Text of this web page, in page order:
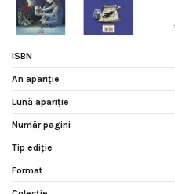
ISBN
An apariție
Lună apariție
Număr pagini
Tip ediție
Format